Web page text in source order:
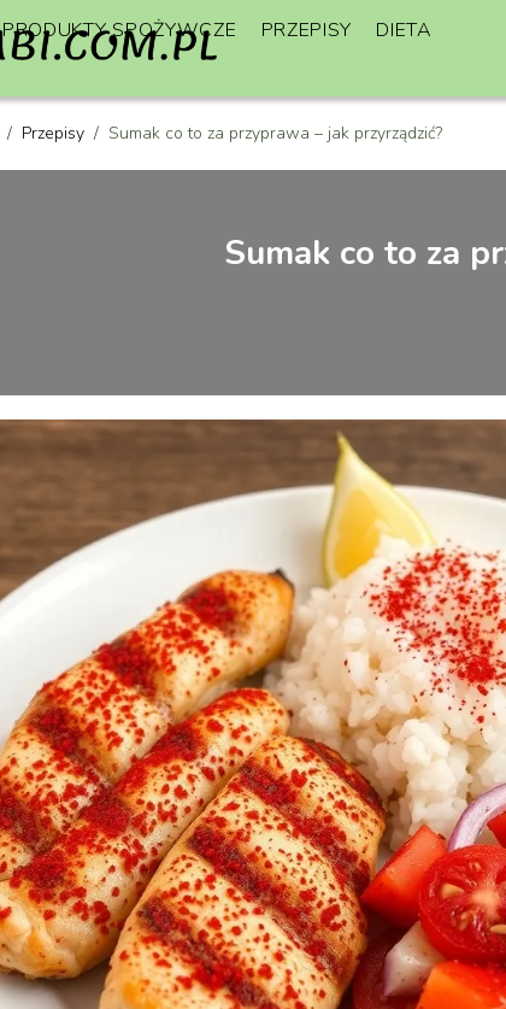
PRODUKTY SPOŻYWCZE PRZEPISY DIETA
/ Przepisy / Sumak co to za przyprawa – jak przyrządzić?
Sumak co to za